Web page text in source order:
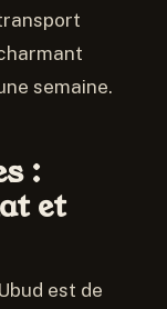
semaine.
:
et
est de